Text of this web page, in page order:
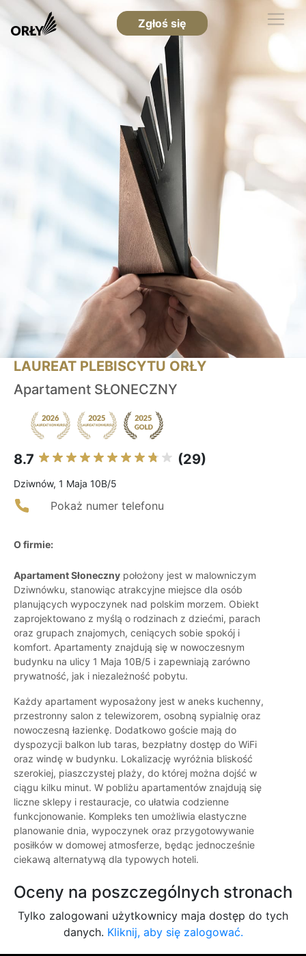
Zgłoś się
LAUREAT PLEBISCYTU ORŁY
Apartament SŁONECZNY
8.7 (29)
Dziwnów, 1 Maja 10B/5
Pokaż numer telefonu
O firmie:
Apartament Słoneczny położony jest w malowniczym
Dziwnówku, stanowiąc atrakcyjne miejsce dla osób
planujących wypoczynek nad polskim morzem. Obiekt
zaprojektowano z myślą o rodzinach z dziećmi, parach
oraz grupach znajomych, ceniących sobie spokój i
komfort. Apartamenty znajdują się w nowoczesnym
budynku na ulicy 1 Maja 10B/5 i zapewniają zarówno
prywatność, jak i niezależność pobytu.
Każdy apartament wyposażony jest w aneks kuchenny,
przestronny salon z telewizorem, osobną sypialnię oraz
nowoczesną łazienkę. Dodatkowo goście mają do
dyspozycji balkon lub taras, bezpłatny dostęp do WiFi
oraz windę w budynku. Lokalizację wyróżnia bliskość
szerokiej, piaszczystej plaży, do której można dojść w
ciągu kilku minut. W pobliżu apartamentów znajdują się
liczne sklepy i restauracje, co ułatwia codzienne
funkcjonowanie. Kompleks ten umożliwia elastyczne
planowanie dnia, wypoczynek oraz przygotowywanie
posiłków w domowej atmosferze, będąc jednocześnie
ciekawą alternatywą dla typowych hoteli.
Oceny na poszczególnych stronach
Tylko zalogowani użytkownicy maja dostęp do tych
danych. Kliknij, aby się zalogować.